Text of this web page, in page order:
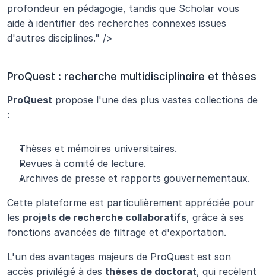
profondeur en pédagogie, tandis que Scholar vous
aide à identifier des recherches connexes issues
d'autres disciplines." />
ProQuest : recherche multidisciplinaire et thèses
ProQuest propose l'une des plus vastes collections de
:
Thèses et mémoires universitaires.
Revues à comité de lecture.
Archives de presse et rapports gouvernementaux.
Cette plateforme est particulièrement appréciée pour
les projets de recherche collaboratifs, grâce à ses
fonctions avancées de filtrage et d'exportation.
L'un des avantages majeurs de ProQuest est son
accès privilégié à des thèses de doctorat, qui recèlent